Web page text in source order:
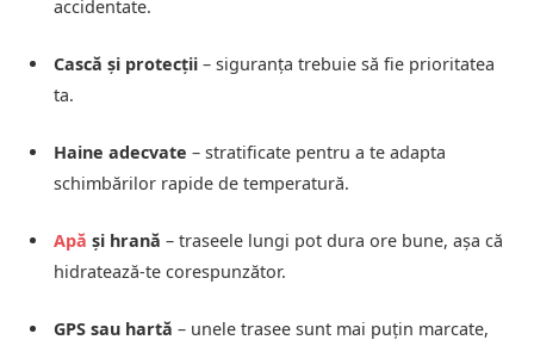
accidentate.
Cască și protecții – siguranța trebuie să fie prioritatea
ta.
Haine adecvate – stratificate pentru a te adapta
schimbărilor rapide de temperatură.
Apă și hrană – traseele lungi pot dura ore bune, așa că
hidratează-te corespunzător.
GPS sau hartă – unele trasee sunt mai puțin marcate,